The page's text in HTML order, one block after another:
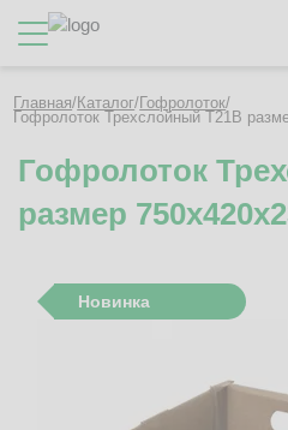
О Компании
Контакты
Полезное
Вакансии
Гофротара с печатью
Главная/Каталог/Гофролоток/
Гофролоток Трехслойный Т21B
Гофролоток
размер
Новинка